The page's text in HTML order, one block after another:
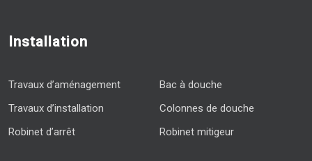
Installation
Travaux d’aménagement
Travaux d’installation
Robinet d’arrêt
Bac à douche
Colonnes de douche
Robinet mitigeur